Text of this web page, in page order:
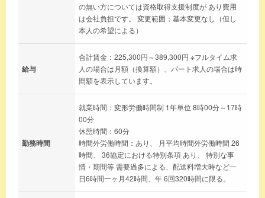
の無い方については資格取得支援制度が あり費用
は会社負担です。 変更範囲；基本変更なし（但し
本人の希望による）
給与
合計賃金：225,300円～389,300円 ※フルタイム求
人の場合は月額（換算額）、パート求人の場合は時
間額を表示しています。
勤務時間
就業時間：変形労働時間制 1年単位 8時00分～17時
00分
休憩時間：60分
時間外労働時間：あり、 月平均時間外労働時間 26
時間、 36協定における特別条項 あり、 特別な事
情・期間等 需要過多による、配送料増大時など一
日6時間一ヶ月42時間、年 6回320時間に限る。